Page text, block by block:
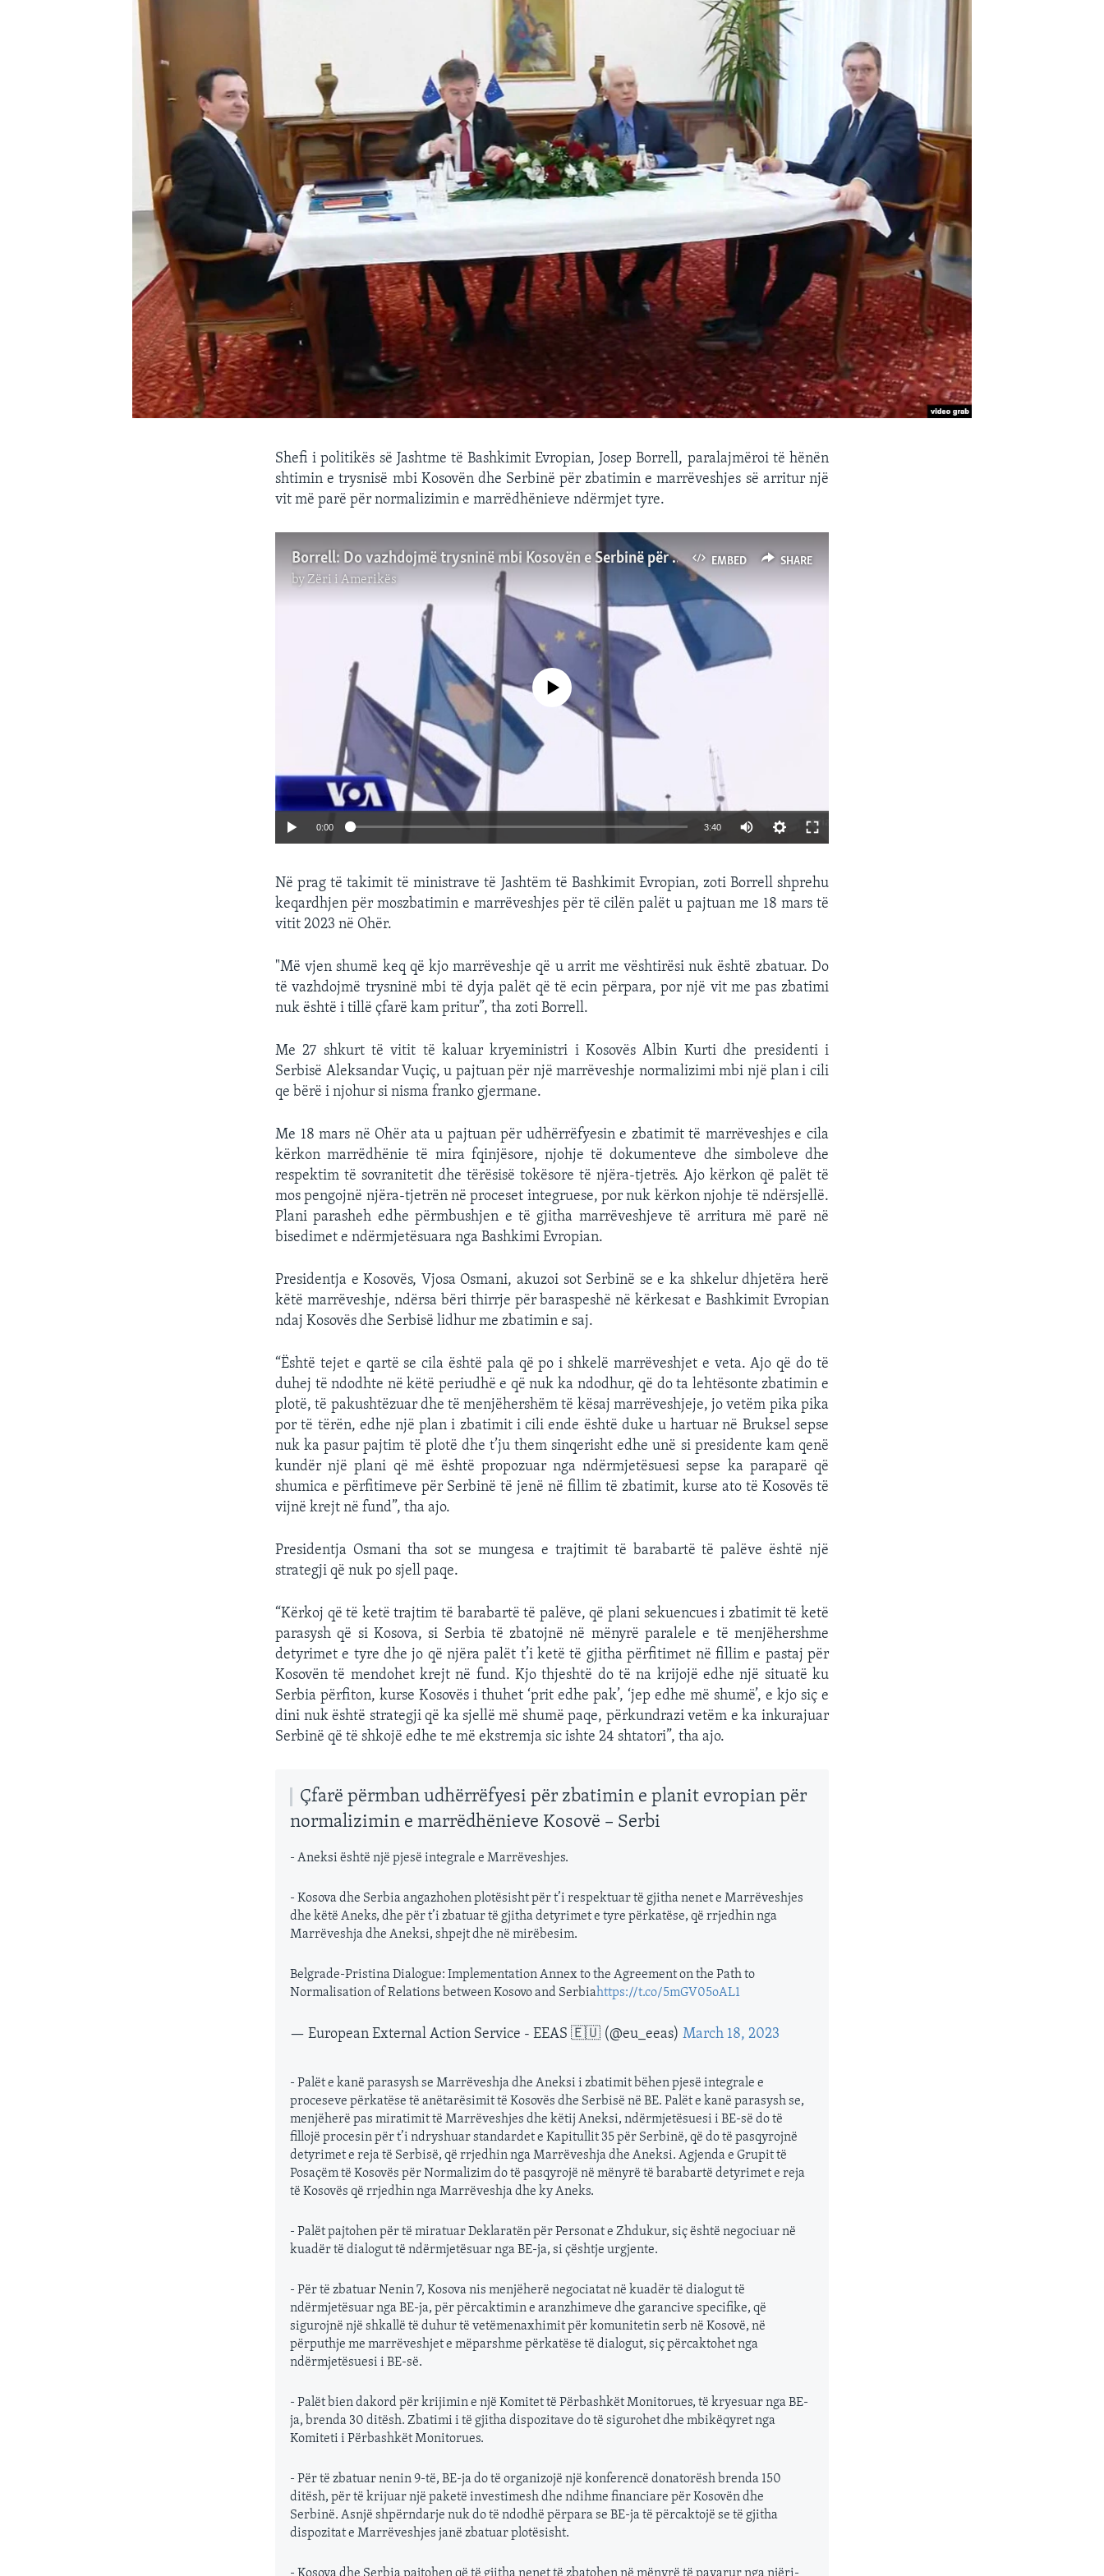
Shefi i politikës së Jashtme të Bashkimit Evropian, Josep Borrell, paralajmëroi të hënën
shtimin e trysnisë mbi Kosovën dhe Serbinë për zbatimin e marrëveshjes së arritur një
vit më parë për normalizimin e marrëdhënieve ndërmjet tyre.
EMBED SHARE
Borrell: Do vazhdojmë trysninë mbi Kosovën e Serbinë për zbatimin e marrëveshjes së Ohrit
byZëri i Amerikës
SHARE
No media source currently available
0:00 3:40
Në prag të takimit të ministrave të Jashtëm të Bashkimit Evropian, zoti Borrell shprehu
keqardhjen për moszbatimin e marrëveshjes për të cilën palët u pajtuan me 18 mars të
vitit 2023 në Ohër.
"Më vjen shumë keq që kjo marrëveshje që u arrit me vështirësi nuk është zbatuar. Do
të vazhdojmë trysninë mbi të dyja palët që të ecin përpara, por një vit me pas zbatimi
nuk është i tillë çfarë kam pritur”, tha zoti Borrell.
Me 27 shkurt të vitit të kaluar kryeministri i Kosovës Albin Kurti dhe presidenti i
Serbisë Aleksandar Vuçiç, u pajtuan për një marrëveshje normalizimi mbi një plan i cili
qe bërë i njohur si nisma franko gjermane.
Me 18 mars në Ohër ata u pajtuan për udhërrëfyesin e zbatimit të marrëveshjes e cila
kërkon marrëdhënie të mira fqinjësore, njohje të dokumenteve dhe simboleve dhe
respektim të sovranitetit dhe tërësisë tokësore të njëra-tjetrës. Ajo kërkon që palët të
mos pengojnë njëra-tjetrën në proceset integruese, por nuk kërkon njohje të ndërsjellë.
Plani parasheh edhe përmbushjen e të gjitha marrëveshjeve të arritura më parë në
bisedimet e ndërmjetësuara nga Bashkimi Evropian.
Presidentja e Kosovës, Vjosa Osmani, akuzoi sot Serbinë se e ka shkelur dhjetëra herë
këtë marrëveshje, ndërsa bëri thirrje për baraspeshë në kërkesat e Bashkimit Evropian
ndaj Kosovës dhe Serbisë lidhur me zbatimin e saj.
“Është tejet e qartë se cila është pala që po i shkelë marrëveshjet e veta. Ajo që do të
duhej të ndodhte në këtë periudhë e që nuk ka ndodhur, që do ta lehtësonte zbatimin e
plotë, të pakushtëzuar dhe të menjëhershëm të kësaj marrëveshjeje, jo vetëm pika pika
por të tërën, edhe një plan i zbatimit i cili ende është duke u hartuar në Bruksel sepse
nuk ka pasur pajtim të plotë dhe t’ju them sinqerisht edhe unë si presidente kam qenë
kundër një plani që më është propozuar nga ndërmjetësuesi sepse ka paraparë që
shumica e përfitimeve për Serbinë të jenë në fillim të zbatimit, kurse ato të Kosovës të
vijnë krejt në fund”, tha ajo.
Presidentja Osmani tha sot se mungesa e trajtimit të barabartë të palëve është një
strategji që nuk po sjell paqe.
“Kërkoj që të ketë trajtim të barabartë të palëve, që plani sekuencues i zbatimit të ketë
parasysh që si Kosova, si Serbia të zbatojnë në mënyrë paralele e të menjëhershme
detyrimet e tyre dhe jo që njëra palët t’i ketë të gjitha përfitimet në fillim e pastaj për
Kosovën të mendohet krejt në fund. Kjo thjeshtë do të na krijojë edhe një situatë ku
Serbia përfiton, kurse Kosovës i thuhet ‘prit edhe pak’, ‘jep edhe më shumë’, e kjo siç e
dini nuk është strategji që ka sjellë më shumë paqe, përkundrazi vetëm e ka inkurajuar
Serbinë që të shkojë edhe te më ekstremja sic ishte 24 shtatori”, tha ajo.
Çfarë përmban udhërrëfyesi për zbatimin e planit evropian për
normalizimin e marrëdhënieve Kosovë – Serbi
- Aneksi është një pjesë integrale e Marrëveshjes.
- Kosova dhe Serbia angazhohen plotësisht për t’i respektuar të gjitha nenet e Marrëveshjes
dhe këtë Aneks, dhe për t’i zbatuar të gjitha detyrimet e tyre përkatëse, që rrjedhin nga
Marrëveshja dhe Aneksi, shpejt dhe në mirëbesim.
Belgrade-Pristina Dialogue: Implementation Annex to the Agreement on the Path to
Normalisation of Relations between Kosovo and Serbiahttps://t.co/5mGV05oAL1
— European External Action Service - EEAS 🇪🇺 (@eu_eeas)March 18, 2023
- Palët e kanë parasysh se Marrëveshja dhe Aneksi i zbatimit bëhen pjesë integrale e
proceseve përkatëse të anëtarësimit të Kosovës dhe Serbisë në BE. Palët e kanë parasysh se,
menjëherë pas miratimit të Marrëveshjes dhe këtij Aneksi, ndërmjetësuesi i BE-së do të
fillojë procesin për t’i ndryshuar standardet e Kapitullit 35 për Serbinë, që do të pasqyrojnë
detyrimet e reja të Serbisë, që rrjedhin nga Marrëveshja dhe Aneksi. Agjenda e Grupit të
Posaçëm të Kosovës për Normalizim do të pasqyrojë në mënyrë të barabartë detyrimet e reja
të Kosovës që rrjedhin nga Marrëveshja dhe ky Aneks.
- Palët pajtohen për të miratuar Deklaratën për Personat e Zhdukur, siç është negociuar në
kuadër të dialogut të ndërmjetësuar nga BE-ja, si çështje urgjente.
- Për të zbatuar Nenin 7, Kosova nis menjëherë negociatat në kuadër të dialogut të
ndërmjetësuar nga BE-ja, për përcaktimin e aranzhimeve dhe garancive specifike, që
sigurojnë një shkallë të duhur të vetëmenaxhimit për komunitetin serb në Kosovë, në
përputhje me marrëveshjet e mëparshme përkatëse të dialogut, siç përcaktohet nga
ndërmjetësuesi i BE-së.
- Palët bien dakord për krijimin e një Komitet të Përbashkët Monitorues, të kryesuar nga BE-
ja, brenda 30 ditësh. Zbatimi i të gjitha dispozitave do të sigurohet dhe mbikëqyret nga
Komiteti i Përbashkët Monitorues.
- Për të zbatuar nenin 9-të, BE-ja do të organizojë një konferencë donatorësh brenda 150
ditësh, për të krijuar një paketë investimesh dhe ndihme financiare për Kosovën dhe
Serbinë. Asnjë shpërndarje nuk do të ndodhë përpara se BE-ja të përcaktojë se të gjitha
dispozitat e Marrëveshjes janë zbatuar plotësisht.
- Kosova dhe Serbia pajtohen që të gjitha nenet të zbatohen në mënyrë të pavarur nga njëri-